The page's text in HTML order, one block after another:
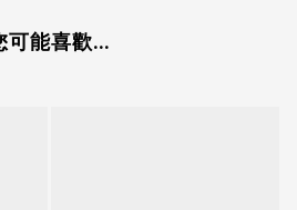
可能喜歡...